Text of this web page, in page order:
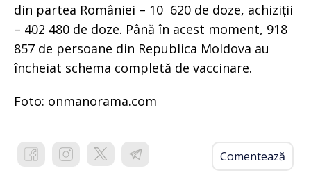
din partea României – 10 620 de doze, achiziții
– 402 480 de doze. Până în acest moment, 918
857 de persoane din Republica Moldova au
încheiat schema completă de vaccinare.
Foto: onmanorama.com
Comentează